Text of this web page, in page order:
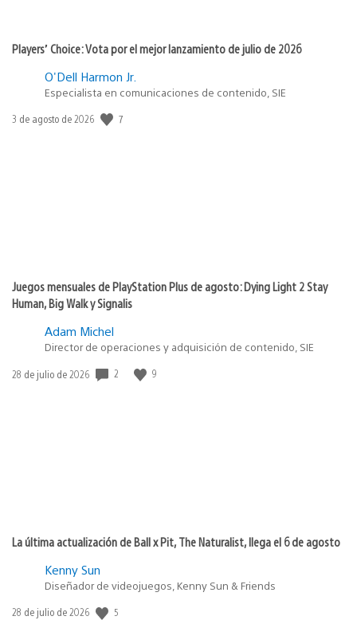
Players’ Choice: Vota por el mejor lanzamiento de julio de 2026
O'Dell Harmon Jr.
Especialista en comunicaciones de contenido, SIE
Fecha
3 de agosto de 2026 7
Juegos mensuales de PlayStation Plus de agosto: Dying Light 2 Stay
Human, Big Walk y Signalis
Adam Michel
Director de operaciones y adquisición de contenido, SIE
Fecha
28 de julio de 2026 2 9
La última actualización de Ball x Pit, The Naturalist, llega el 6 de agosto
Kenny Sun
Diseñador de videojuegos, Kenny Sun & Friends
Fecha
28 de julio de 2026 5